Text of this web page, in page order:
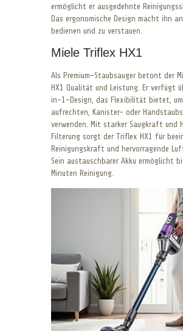
ermöglicht er ausgedehnte
Das ergonomische Design macht ihn
bedienen und zu verstauen.
Miele Triflex HX1
Als Premium-Staubsauger betont der
HX1 Qualität und Leistung. Er verfügt
in-1-Design, das Flexibilität bietet,
aufrechten, Kanister- oder
verwenden. Mit starker Saugkraft und
Filterung sorgt der Triflex HX1 für
Reinigungskraft und hervorragende
Sein austauschbarer Akku ermöglicht
Minuten Reinigung.